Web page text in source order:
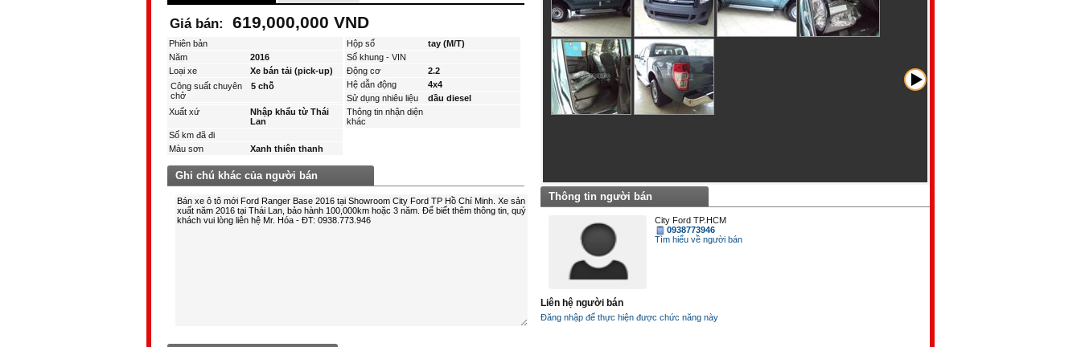
Giá bán: 619,000,000 VND
Phiên bản
Năm
2016
Loại xe
Xe bán tải (pick-up)
Công suất chuyên
chở
5 chỗ
Xuất xứ
Nhập khẩu từ Thái
Lan
Số km đã đi
Màu sơn
Xanh thiên thanh
Hộp số
tay (M/T)
Số khung - VIN
Động cơ
2.2
Hệ dẫn động
4x4
Sử dụng nhiêu liệu
dầu diesel
Thông tin nhận diện
khác
Ghi chú khác của người bán
Thông tin người bán
City Ford TP.HCM
0938773946
Tìm hiểu về người bán
Liên hệ người bán
Đăng nhập để thực hiện được chức năng này